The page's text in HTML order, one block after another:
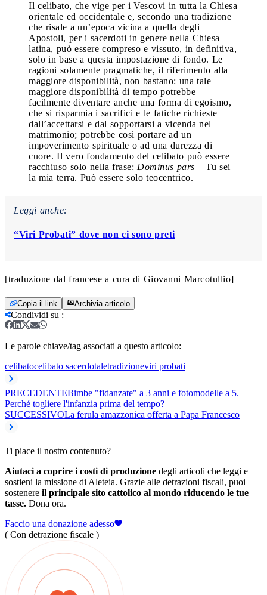
Il celibato, che vige per i Vescovi in tutta la Chiesa
orientale ed occidentale e, secondo una tradizione
che risale a un’epoca vicina a quella degli
Apostoli, per i sacerdoti in genere nella Chiesa
latina, può essere compreso e vissuto, in definitiva,
solo in base a questa impostazione di fondo. Le
ragioni solamente pragmatiche, il riferimento alla
maggiore disponibilità, non bastano: una tale
maggiore disponibilità di tempo potrebbe
facilmente diventare anche una forma di egoismo,
che si risparmia i sacrifici e le fatiche richieste
dall’accettarsi e dal sopportarsi a vicenda nel
matrimonio; potrebbe così portare ad un
impoverimento spirituale o ad una durezza di
cuore. Il vero fondamento del celibato può essere
racchiuso solo nella frase: Dominus pars – Tu sei
la mia terra. Può essere solo teocentrico.
Leggi anche:
“Viri Probati” dove non ci sono preti
[traduzione dal francese a cura di Giovanni Marcotullio]
Copia il link Archivia articolo
Condividi su :
Le parole chiave/tag associati a questo articolo:
celibatocelibato sacerdotaletradizioneviri probati
PRECEDENTEBimbe "fidanzate" a 3 anni e fotomodelle a 5.
Perché togliere l'infanzia prima del tempo?
SUCCESSIVOLa ferula amazzonica offerta a Papa Francesco
Ti piace il nostro contenuto?
Aiutaci a coprire i costi di produzione degli articoli che leggi e
sostieni la missione di Aleteia. Grazie alle detrazioni fiscali, puoi
sostenere il principale sito cattolico al mondo riducendo le tue
tasse. Dona ora.
Faccio una donazione adesso
( Con detrazione fiscale )